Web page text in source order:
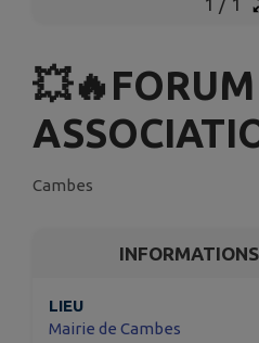
Cambes
LIEU
Mairie de Cambes